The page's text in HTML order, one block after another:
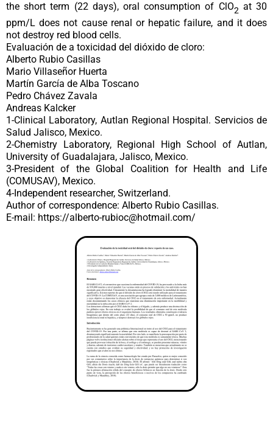
the short term (22 days), oral consumption of ClO2 at 30
ppm/L does not cause renal or hepatic failure, and it does
not destroy red blood cells.
Evaluación de a toxicidad del dióxido de cloro:
Alberto Rubio Casillas
Mario Villaseñor Huerta
Martín García de Alba Toscano
Pedro Chávez Zavala
Andreas Kalcker
1-Clinical Laboratory, Autlan Regional Hospital. Servicios de
Salud Jalisco, Mexico.
2-Chemistry Laboratory, Regional High School of Autlan,
University of Guadalajara, Jalisco, Mexico.
3-President of the Global Coalition for Health and Life
(COMUSAV), Mexico.
4-Independent researcher, Switzerland.
Author of correspondence: Alberto Rubio Casillas.
E-mail: https://alberto-rubioc@hotmail.com/